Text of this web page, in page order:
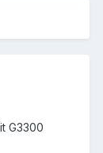
G3300